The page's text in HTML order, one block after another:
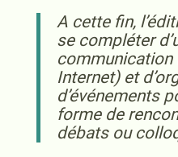
A cette fin,
se compléter
communication
Internet) et
d’événements
forme de
débats ou